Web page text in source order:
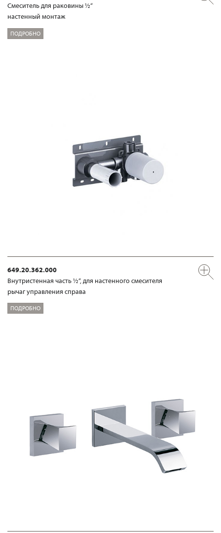
Смеситель для раковины ½“
настенный монтаж
ПОДРОБНО
649.20.362.000
Внутристенная часть ½“, для настенного смесителя
рычаг управления справа
ПОДРОБНО